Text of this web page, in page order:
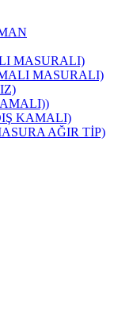
MASURALI)
MASURALI)
KAMALI)
AĞIR TİP)